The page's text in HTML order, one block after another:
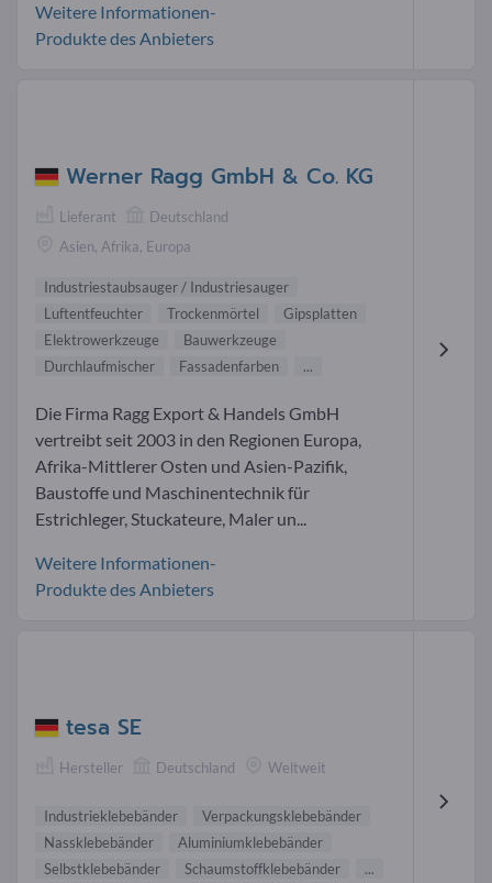
Weitere Informationen-
Produkte des Anbieters
Werner Ragg GmbH & Co. KG
Lieferant
Deutschland
Asien, Afrika, Europa
Industriestaubsauger / Industriesauger
Luftentfeuchter
Trockenmörtel
Gipsplatten
Elektrowerkzeuge
Bauwerkzeuge
Durchlaufmischer
Fassadenfarben ...
Die Firma Ragg Export & Handels GmbH
vertreibt seit 2003 in den Regionen Europa,
Afrika-Mittlerer Osten und Asien-Pazifik,
Baustoffe und Maschinentechnik für
Estrichleger, Stuckateure, Maler un...
Weitere Informationen-
Produkte des Anbieters
tesa SE
Hersteller Deutschland Weltweit
Industrieklebebänder
Verpackungsklebebänder
Nassklebebänder
Aluminiumklebebänder
Selbstklebebänder
Schaumstoffklebebänder ...